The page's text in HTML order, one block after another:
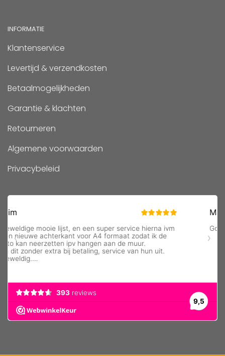
INFORMATIE
Klantenservice
Levertijd & verzendkosten
Betaalmogelijkheden
Garantie & klachten
Retourneren
Algemene voorwaarden
Privacybeleid